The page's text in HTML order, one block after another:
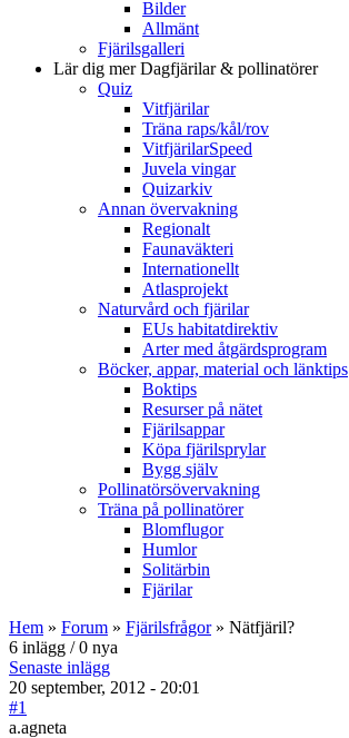
Bilder
Allmänt
Fjärilsgalleri
Lär dig merDagfjärilar & pollinatörer
Quiz
Vitfjärilar
Träna raps/kål/rov
VitfjärilarSpeed
Juvela vingar
Quizarkiv
Annan övervakning
Regionalt
Faunaväkteri
Internationellt
Atlasprojekt
Naturvård och fjärilar
EUs habitatdirektiv
Arter med åtgärdsprogram
Böcker, appar, material och länktips
Boktips
Resurser på nätet
Fjärilsappar
Köpa fjärilsprylar
Bygg själv
Pollinatörsövervakning
Träna på pollinatörer
Blomflugor
Humlor
Solitärbin
Fjärilar
Hem » Forum » Fjärilsfrågor» Nätfjäril?
6 inlägg / 0 nya
Senaste inlägg
20 september, 2012 - 20:01
#1
a.agneta